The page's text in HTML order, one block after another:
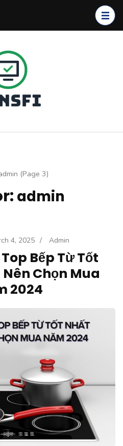
(Page 3)
admin
4, 2025 / Admin
Bếp Từ Tốt
Chọn Mua
2024